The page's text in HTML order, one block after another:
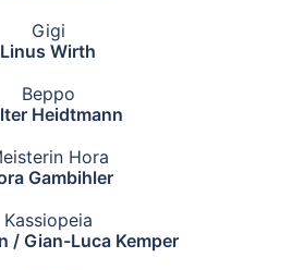
Gigi
Linus Wirth
Beppo
Heidtmann
Hora
Gambihler
Kassiopeia
/ Gian-Luca Kemper